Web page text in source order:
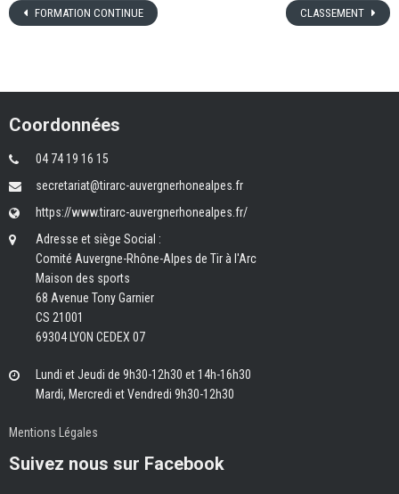
FORMATION CONTINUE CLASSEMENT
Coordonnées
04 74 19 16 15
secretariat@tirarc-auvergnerhonealpes.fr
https://www.tirarc-auvergnerhonealpes.fr/
Adresse et siège Social :
Comité Auvergne-Rhône-Alpes de Tir à l'Arc
Maison des sports
68 Avenue Tony Garnier
CS 21001
69304 LYON CEDEX 07
Lundi et Jeudi de 9h30-12h30 et 14h-16h30
Mardi, Mercredi et Vendredi 9h30-12h30
Mentions Légales
Suivez nous sur Facebook